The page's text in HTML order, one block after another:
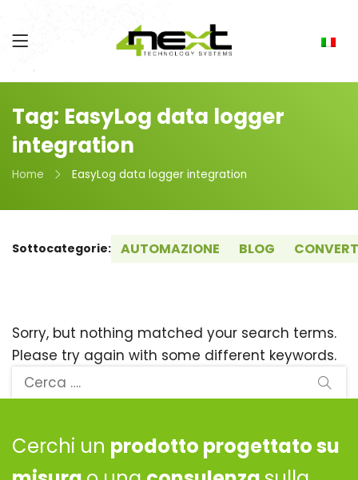
Tag: EasyLog data logger
integration
Home EasyLog data logger integration
Sottocategorie: AUTOMAZIONE BLOG
Sorry, but nothing matched your search terms.
Please try again with some different keywords.
Cerchi un prodotto progettato su